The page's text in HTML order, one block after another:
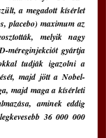
a megadott kísérlet
placebo) maximum az
melyik nagy
méreginjekciót gyártja
tudják igazolni a
majd jött a Nobel-
majd maga a kísérleti
aminek eddig
36 000 000